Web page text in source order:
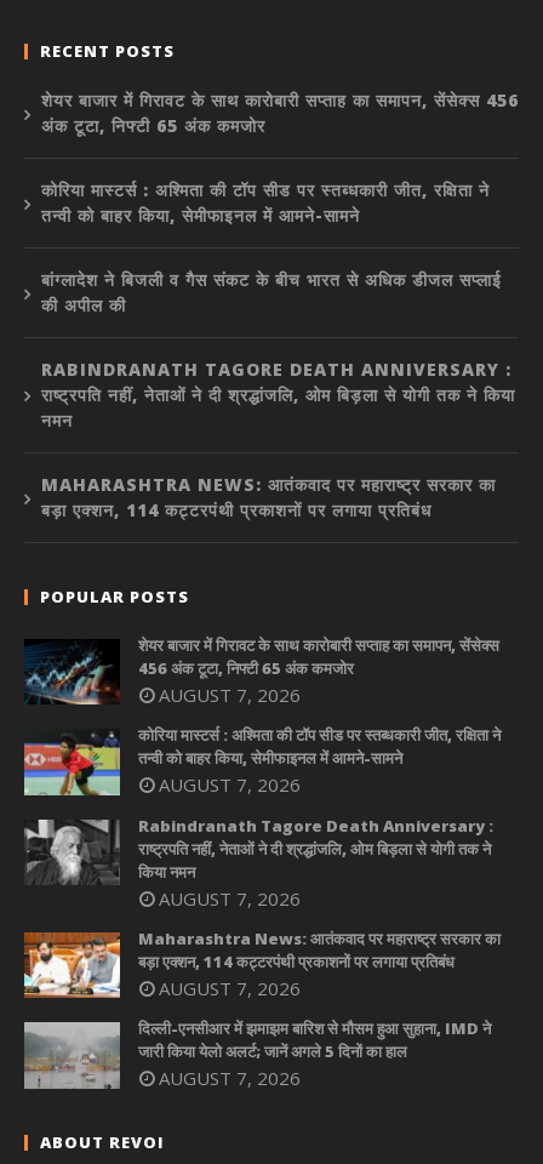
RECENT POSTS
शेयर बाजार में गिरावट के साथ कारोबारी सप्ताह का समापन, सेंसेक्स 456
अंक टूटा, निफ्टी 65 अंक कमजोर
कोरिया मास्टर्स : अश्मिता की टॉप सीड पर स्तब्धकारी जीत, रक्षिता ने
तन्वी को बाहर किया, सेमीफाइनल में आमने-सामने
बांग्लादेश ने बिजली व गैस संकट के बीच भारत से अधिक डीजल सप्लाई
की अपील की
RABINDRANATH TAGORE DEATH ANNIVERSARY :
राष्ट्रपति नहीं, नेताओं ने दी श्रद्धांजलि, ओम बिड़ला से योगी तक ने किया
नमन
MAHARASHTRA NEWS: आतंकवाद पर महाराष्ट्र सरकार का
बड़ा एक्शन, 114 कट्टरपंथी प्रकाशनों पर लगाया प्रतिबंध
POPULAR POSTS
शेयर बाजार में गिरावट के साथ कारोबारी सप्ताह का समापन, सेंसेक्स
456 अंक टूटा, निफ्टी 65 अंक कमजोर
AUGUST 7, 2026
कोरिया मास्टर्स : अश्मिता की टॉप सीड पर स्तब्धकारी जीत, रक्षिता ने
तन्वी को बाहर किया, सेमीफाइनल में आमने-सामने
AUGUST 7, 2026
Rabindranath Tagore Death Anniversary :
राष्ट्रपति नहीं, नेताओं ने दी श्रद्धांजलि, ओम बिड़ला से योगी तक ने
किया नमन
AUGUST 7, 2026
Maharashtra News: आतंकवाद पर महाराष्ट्र सरकार का
बड़ा एक्शन, 114 कट्टरपंथी प्रकाशनों पर लगाया प्रतिबंध
AUGUST 7, 2026
दिल्ली-एनसीआर में झमाझम बारिश से मौसम हुआ सुहाना, IMD ने
जारी किया येलो अलर्ट; जानें अगले 5 दिनों का हाल
AUGUST 7, 2026
ABOUT REVOI